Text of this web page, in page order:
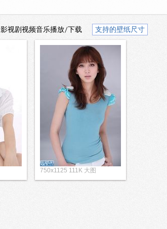
影视剧视频音乐播放/下载 支持的壁纸尺寸
750x1125 111K 大图